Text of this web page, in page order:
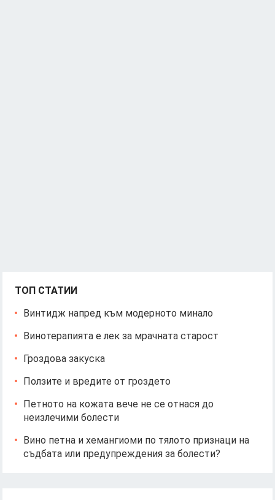
ТОП СТАТИИ
Винтидж напред към модерното минало
Винотерапията е лек за мрачната старост
Гроздова закуска
Ползите и вредите от гроздето
Петното на кожата вече не се отнася до
неизлечими болести
Вино петна и хемангиоми по тялото признаци на
съдбата или предупреждения за болести?